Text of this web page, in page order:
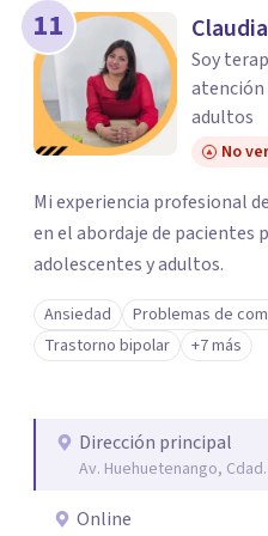
11
Soy
atención
adultos
No
Mi experiencia profesional
en el abordaje de pacientes
adolescentes y adultos.
Ansiedad
Problemas de
Trastorno bipolar
+7 más
Dirección principal
Av. Huehuetenango,
Online